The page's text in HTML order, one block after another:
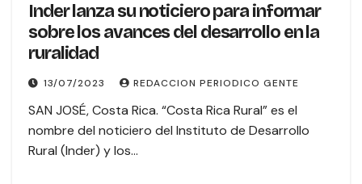
Inder lanza su noticiero para informar
sobre los avances del desarrollo en la
ruralidad
13/07/2023 REDACCION PERIODICO GENTE
SAN JOSÉ, Costa Rica. “Costa Rica Rural” es el
nombre del noticiero del Instituto de Desarrollo
Rural (Inder) y los…